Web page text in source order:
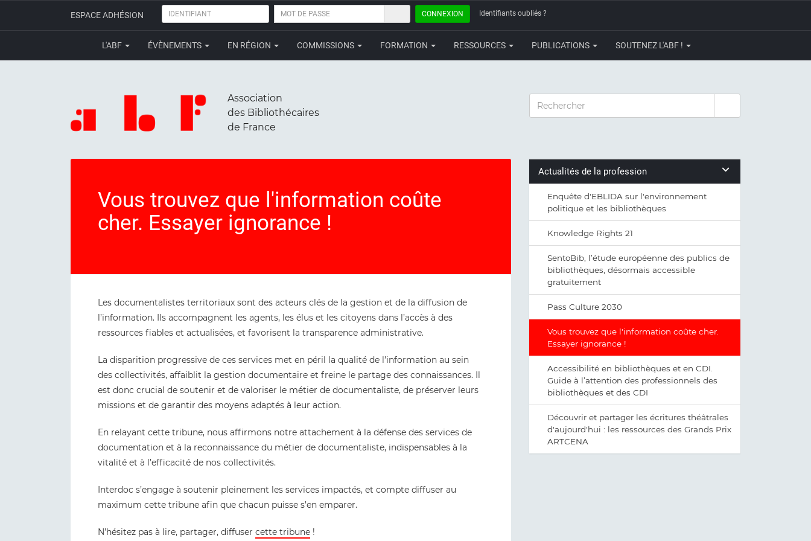
ESPACE ADHÉSION IDENTIFIANT
MOT
PASSE
CONNEXION Identifiants oubliés ?
L'ABF ÉVÈNEMENTS EN RÉGION COMMISSIONS FORMATION RESSOURCES PUBLICATIONS SOUTENEZ L'ABF !
Association
des Bibliothécaires
de France
RECHERCHER
Vous trouvez que l'information coûte
cher. Essayer ignorance !
Les documentalistes territoriaux sont des acteurs clés de la gestion et de la diffusion de
l’information. Ils accompagnent les agents, les élus et les citoyens dans l’accès à des
ressources fiables et actualisées, et favorisent la transparence administrative.
La disparition progressive de ces services met en péril la qualité de l’information au sein
des collectivités, affaiblit la gestion documentaire et freine le partage des connaissances. Il
est donc crucial de soutenir et de valoriser le métier de documentaliste, de préserver leurs
missions et de garantir des moyens adaptés à leur action.
En relayant cette tribune, nous affirmons notre attachement à la défense des services de
documentation et à la reconnaissance du métier de documentaliste, indispensables à la
vitalité et à l’efficacité de nos collectivités.
Interdoc s’engage à soutenir pleinement les services impactés, et compte diffuser au
maximum cette tribune afin que chacun puisse s’en emparer.
N’hésitez pas à lire, partager, diffuser cette tribune !
Actualités de la profession
Enquête d'EBLIDA sur l'environnement
politique et les bibliothèques
Knowledge Rights 21
SentoBib, l’étude européenne des publics de
bibliothèques, désormais accessible
gratuitement
Pass Culture 2030
Vous trouvez que l'information coûte cher.
Essayer ignorance !
Accessibilité en bibliothèques et en CDI.
Guide à l’attention des professionnels des
bibliothèques et des CDI
Découvrir et partager les écritures théâtrales
d'aujourd'hui : les ressources des Grands Prix
ARTCENA